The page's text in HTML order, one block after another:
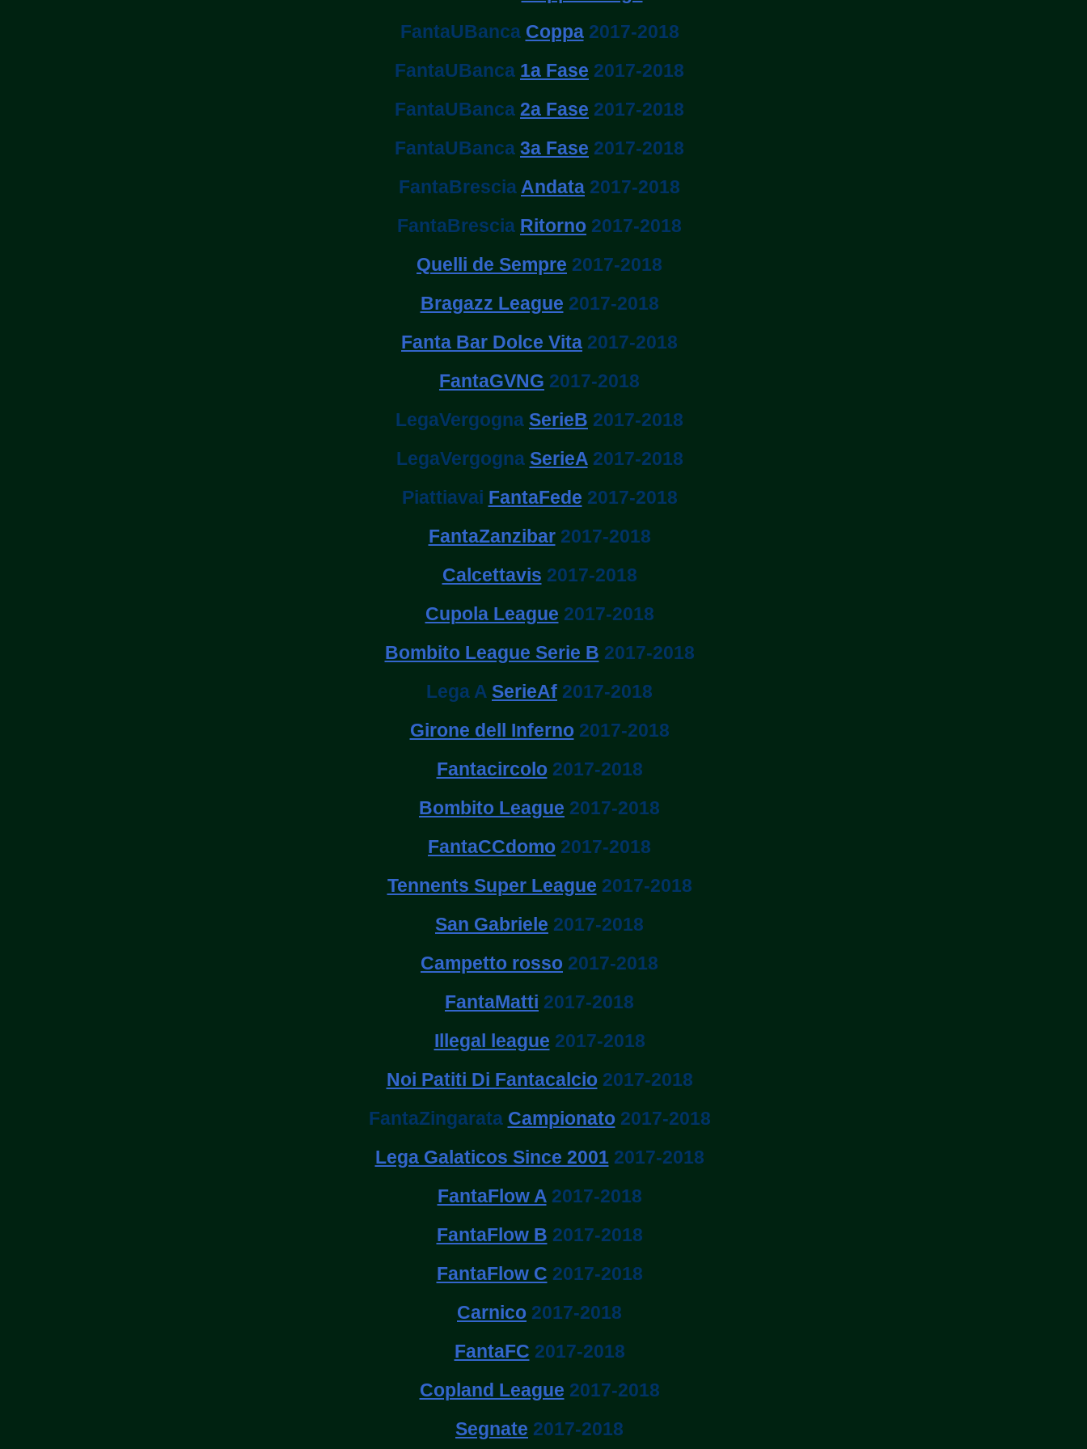
FantaUBanca Coppa2017-2018
FantaUBanca 1a Fase 2017-2018
FantaUBanca 2a Fase 2017-2018
FantaUBanca 3a Fase 2017-2018
FantaBrescia Andata 2017-2018
FantaBrescia Ritorno 2017-2018
Quelli de Sempre 2017-2018
Bragazz League 2017-2018
Fanta Bar Dolce Vita 2017-2018
FantaGVNG 2017-2018
LegaVergogna SerieB 2017-2018
LegaVergogna SerieA2017-2018
Piattiavai FantaFede 2017-2018
FantaZanzibar2017-2018
Calcettavis 2017-2018
Cupola League 2017-2018
Bombito League Serie B 2017-2018
Lega A SerieAf 2017-2018
Girone dell Inferno2017-2018
Fantacircolo2017-2018
Bombito League 2017-2018
FantaCCdomo 2017-2018
Tennents Super League 2017-2018
San Gabriele 2017-2018
Campetto rosso 2017-2018
FantaMatti 2017-2018
Illegal league 2017-2018
Noi Patiti Di Fantacalcio2017-2018
FantaZingarata Campionato2017-2018
Lega Galaticos Since 20012017-2018
FantaFlow A2017-2018
FantaFlow B 2017-2018
FantaFlow C 2017-2018
Carnico 2017-2018
FantaFC 2017-2018
Copland League 2017-2018
Segnate 2017-2018